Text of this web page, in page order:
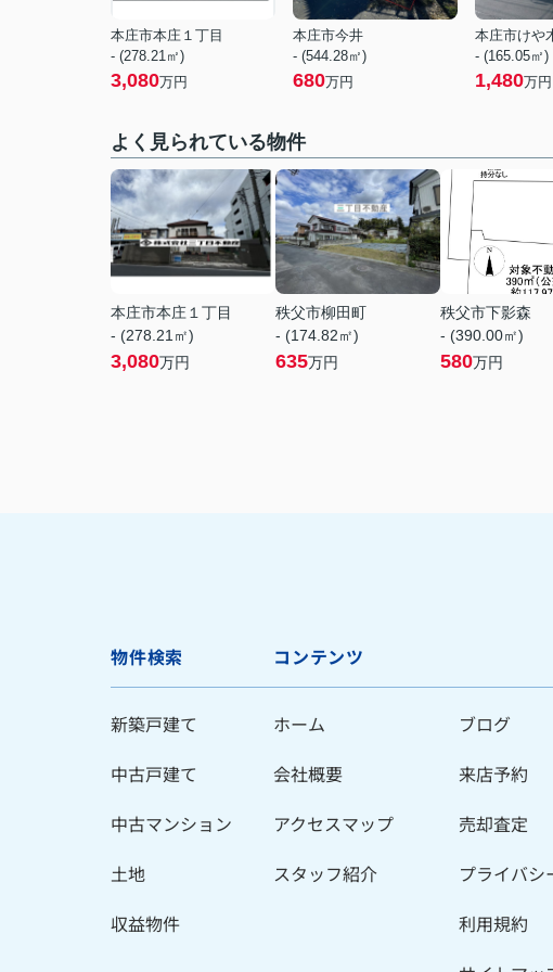
本庄市本庄１丁目
- (278.21㎡)
3,080万円
本庄市今井
- (544.28㎡)
680万円
本庄市けや
- (165.05㎡)
1,480万円
よく見られている物件
本庄市本庄１丁目
- (278.21㎡)
3,080万円
秩父市柳田町
- (174.82㎡)
635万円
秩父市下影森
- (390.00㎡)
580万円
物件検索
新築戸建て
中古戸建て
中古マンション
土地
収益物件
コンテンツ
ホーム
会社概要
アクセスマップ
スタッフ紹介
ブログ
来店予約
売却査定
プライバシ
利用規約